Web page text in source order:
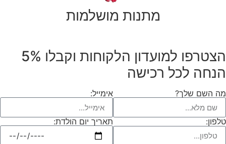
מתנות מושלמות
הצטרפו למועדון הלקוחות וקבלו 5%
הנחה לכל רכישה
מה השם שלך? אימייל:
טלפון: תאריך יום הולדת: